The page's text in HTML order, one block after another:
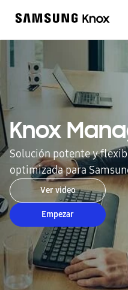
Knox
Solución potente y
optimizada para
Ver video
Empezar